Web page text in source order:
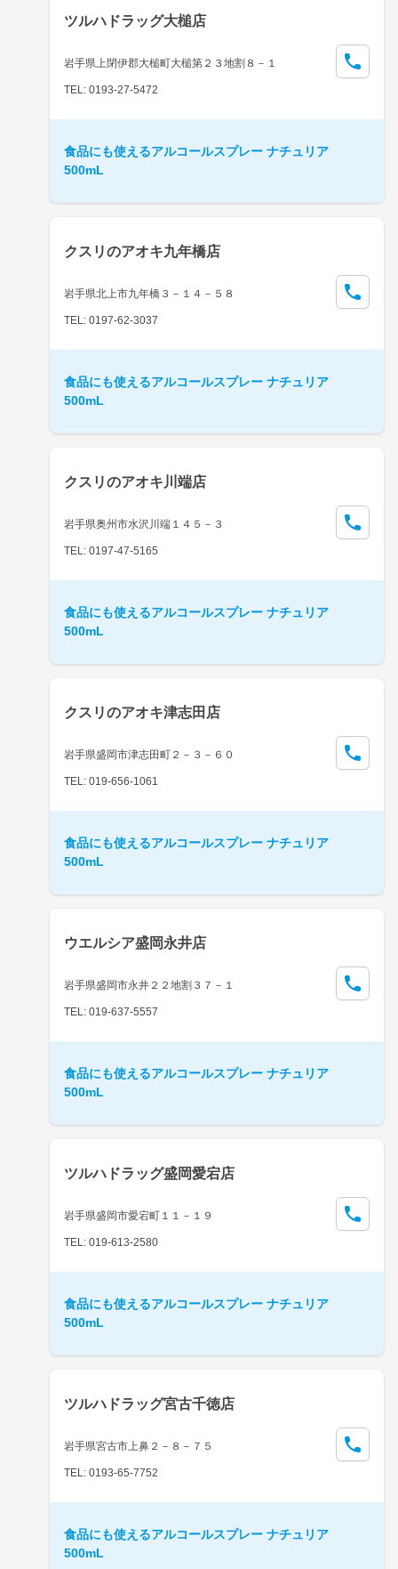
ツルハドラッグ大槌店
岩手県上閉伊郡大槌町大槌第２３地割８－１
TEL: 0193-27-5472
食品にも使えるアルコールスプレー ナチュリア
500mL
クスリのアオキ九年橋店
岩手県北上市九年橋３－１４－５８
TEL: 0197-62-3037
食品にも使えるアルコールスプレー ナチュリア
500mL
クスリのアオキ川端店
岩手県奥州市水沢川端１４５－３
TEL: 0197-47-5165
食品にも使えるアルコールスプレー ナチュリア
500mL
クスリのアオキ津志田店
岩手県盛岡市津志田町２－３－６０
TEL: 019-656-1061
食品にも使えるアルコールスプレー ナチュリア
500mL
ウエルシア盛岡永井店
岩手県盛岡市永井２２地割３７－１
TEL: 019-637-5557
食品にも使えるアルコールスプレー ナチュリア
500mL
ツルハドラッグ盛岡愛宕店
岩手県盛岡市愛宕町１１－１９
TEL: 019-613-2580
食品にも使えるアルコールスプレー ナチュリア
500mL
ツルハドラッグ宮古千徳店
岩手県宮古市上鼻２－８－７５
TEL: 0193-65-7752
食品にも使えるアルコールスプレー ナチュリア
500mL